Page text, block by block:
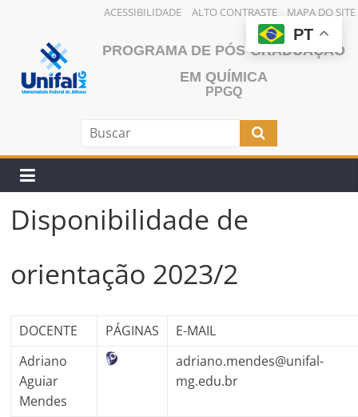
ACESSIBILIDADE ALTO CONTRASTE MAPA DO SITE
conteúdo
PROGRAMA DE PÓS-GRADUAÇÃO
EM QUÍMICA
PPGQ
Disponibilidade de
orientação 2023/2
DOCENTE PÁGINAS
E-MAIL
Adriano
Aguiar
Mendes
adriano.mendes@unifal-
mg.edu.br
PT